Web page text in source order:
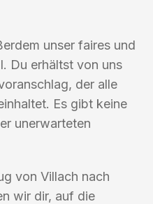
unser faires und
Du erhältst von uns
der alle
Es gibt keine
unerwarteten
von Villach nach
wir dir, auf die